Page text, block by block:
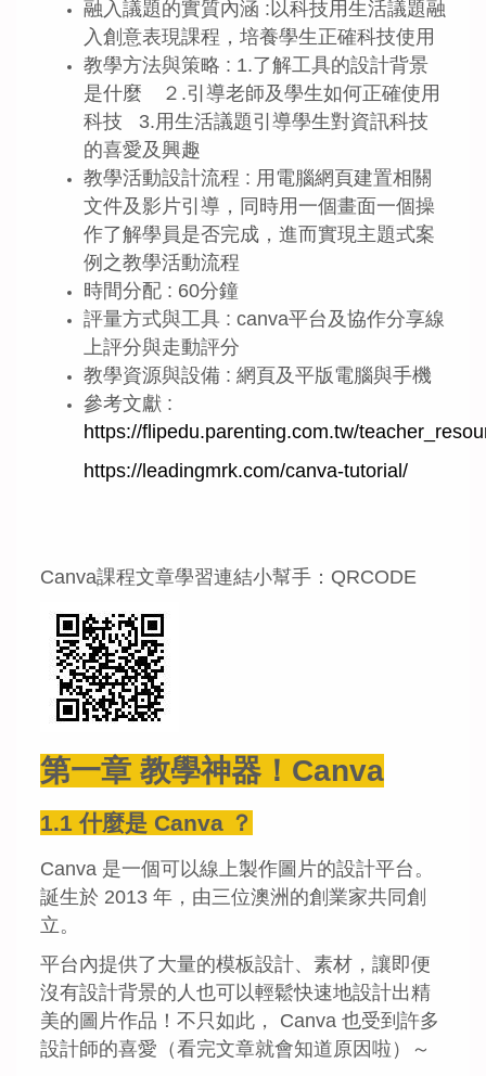
融入議題的實質內涵 :以科技用生活議題融
入創意表現課程，培養學生正確科技使用
教學方法與策略 : 1.了解工具的設計背景
是什麼 ２.引導老師及學生如何正確使用
科技 3.用生活議題引導學生對資訊科技
的喜愛及興趣
教學活動設計流程 : 用電腦網頁建置相關
文件及影片引導，同時用一個畫面一個操
作了解學員是否完成，進而實現主題式案
例之教學活動流程
時間分配 : 60分鐘
評量方式與工具 : canva平台及協作分享線
上評分與走動評分
教學資源與設備 : 網頁及平版電腦與手機
參考文獻 :
https://flipedu.parenting.com.tw/
https://leadingmrk.com/canva-tutorial/
Canva課程文章學習連結小幫手：QRCODE
第一章 教學神器！Canva
1.1 什麼是 Canva ？
Canva 是一個可以線上製作圖片的設計平台。
誕生於 2013 年，由三位澳洲的創業家共同創
立。
平台內提供了大量的模板設計、素材，讓即便
沒有設計背景的人也可以輕鬆快速地設計出精
美的圖片作品！不只如此， Canva 也受到許多
設計師的喜愛（看完文章就會知道原因啦）～